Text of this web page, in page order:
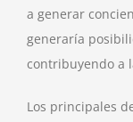
a generar
generaría
contribuyendo a
Los principales